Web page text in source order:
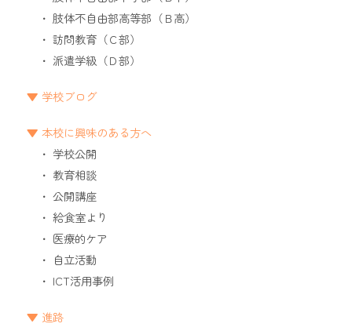
肢体不自由部高等部（Ｂ高）
訪問教育（Ｃ部）
派遣学級（Ｄ部）
学校ブログ
本校に興味のある方へ
学校公開
教育相談
公開講座
給食室より
医療的ケア
自立活動
ICT活用事例
進路